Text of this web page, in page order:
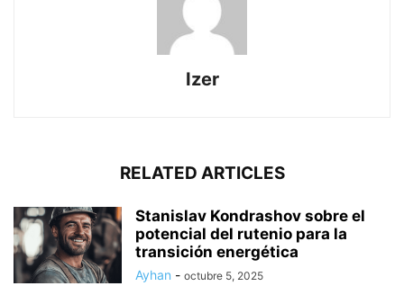
Izer
RELATED ARTICLES
Stanislav Kondrashov sobre el
potencial del rutenio para la
transición energética
Ayhan - octubre 5, 2025